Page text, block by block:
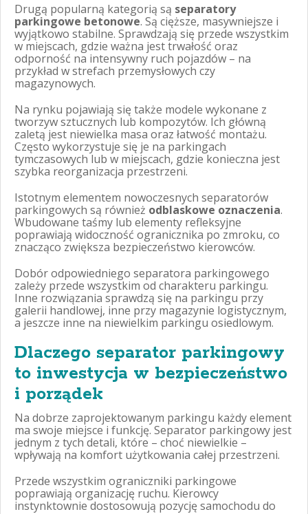
Drugą popularną kategorią są separatory
parkingowe betonowe. Są cięższe, masywniejsze i
wyjątkowo stabilne. Sprawdzają się przede wszystkim
w miejscach, gdzie ważna jest trwałość oraz
odporność na intensywny ruch pojazdów – na
przykład w strefach przemysłowych czy
magazynowych.
Na rynku pojawiają się także modele wykonane z
tworzyw sztucznych lub kompozytów. Ich główną
zaletą jest niewielka masa oraz łatwość montażu.
Często wykorzystuje się je na parkingach
tymczasowych lub w miejscach, gdzie konieczna jest
szybka reorganizacja przestrzeni.
Istotnym elementem nowoczesnych separatorów
parkingowych są również odblaskowe oznaczenia.
Wbudowane taśmy lub elementy refleksyjne
poprawiają widoczność ogranicznika po zmroku, co
znacząco zwiększa bezpieczeństwo kierowców.
Dobór odpowiedniego separatora parkingowego
zależy przede wszystkim od charakteru parkingu.
Inne rozwiązania sprawdzą się na parkingu przy
galerii handlowej, inne przy magazynie logistycznym,
a jeszcze inne na niewielkim parkingu osiedlowym.
Dlaczego separator parkingowy
to inwestycja w bezpieczeństwo
i porządek
Na dobrze zaprojektowanym parkingu każdy element
ma swoje miejsce i funkcję. Separator parkingowy jest
jednym z tych detali, które – choć niewielkie –
wpływają na komfort użytkowania całej przestrzeni.
Przede wszystkim ograniczniki parkingowe
poprawiają organizację ruchu. Kierowcy
instynktownie dostosowują pozycję samochodu do